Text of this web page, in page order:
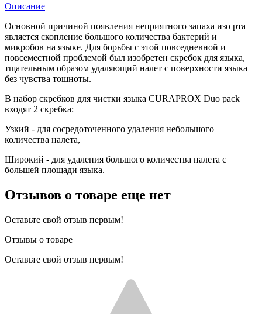
Описание
Основной причиной появления неприятного запаха изо рта
является скопление большого количества бактерий и
микробов на языке. Для борьбы с этой повседневной и
повсеместной проблемой был изобретен скребок для языка,
тщательным образом удаляющий налет с поверхности языка
без чувства тошноты.
В набор скребков для чистки языка CURAPROX Duo pack
входят 2 скребка:
Узкий - для сосредоточенного удаления небольшого
количества налета,
Широкий - для удаления большого количества налета с
большей площади языка.
Отзывов о товаре еще нет
Оставьте свой отзыв первым!
Отзывы о товаре
Оставьте свой отзыв первым!